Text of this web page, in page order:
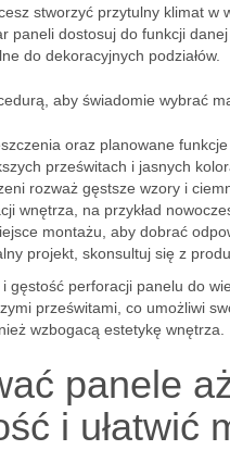
stworzyć przytulny klimat
paneli dostosuj do funkcji
do dekoracyjnych podziałów.
aby świadomie wybrać
oraz planowane funkcje
prześwitach i jasnych
rozważ gęstsze wzory i
wnętrza, na przykład
montażu, aby dobrać
projekt, skonsultuj się z
gęstość perforacji panelu do
prześwitami, co umożliwi
wzbogacą estetykę wnętrza.
panele
i ułatwić